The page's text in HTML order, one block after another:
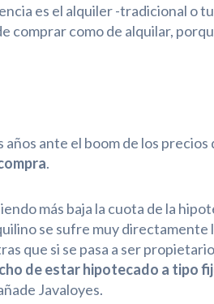
es el alquiler -tradicional o
comprar como de alquilar,
ante el boom de los precios
.
más baja la cuota de la
se sufre muy directamente
que si se pasa a ser
de estar hipotecado a tipo
Javaloyes.